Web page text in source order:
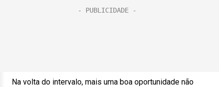
Na volta do intervalo, mais uma boa oportunidade não